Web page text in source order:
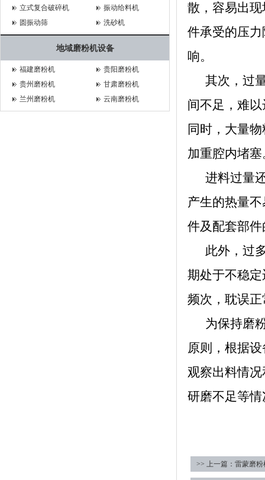
立式复合破碎机
振动给料机
圆振动筛
洗砂机
地域磨粉机设备
福建磨粉机
贵阳磨粉机
贵州磨粉机
甘肃磨粉机
兰州磨粉机
云南磨粉机
散，容易出
件承受的压
响。
其次，过量
间不足，难
同时，大量
加重腔内堵塞
进料过量还
产生的热量
件及配套部
此外，过多
期处于不稳
频次，耽误
为保持磨粉
原则，根据
观察出料情
研磨不足等
>> 上一篇：雷蒙磨